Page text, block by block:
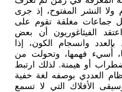
ولا النشر المفتوح، إذ جرى
جماعات مغلقة تقوم على
اعتقد الفيثاغوريون أن بعض
وانسجام الكون، إذا
أُسيء فهمها، وتحولت من
أو هيمنة. لذلك ارتبط
العددي بوصفه لغة خفية
الأفلاك التي لا تسمع